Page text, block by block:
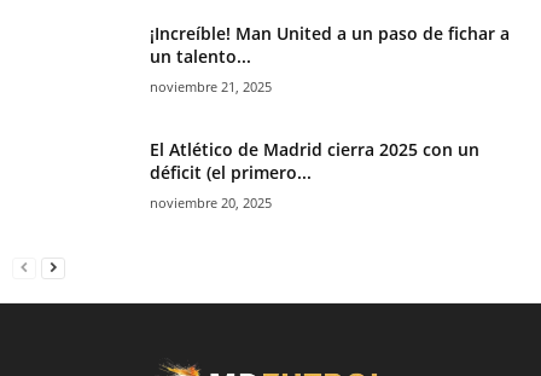
¡Increíble! Man United a un paso de fichar a
un talento...
noviembre 21, 2025
El Atlético de Madrid cierra 2025 con un
déficit (el primero...
noviembre 20, 2025